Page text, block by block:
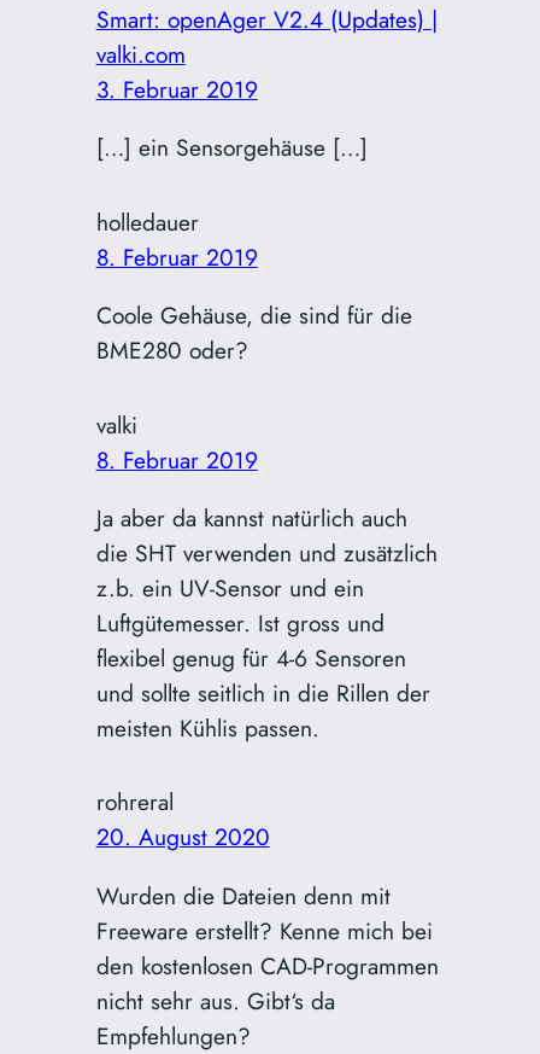
Smart: openAger V2.4 (Updates) |
valki.com
3. Februar 2019
[…] ein Sensorgehäuse […]
holledauer
8. Februar 2019
Coole Gehäuse, die sind für die
BME280 oder?
valki
8. Februar 2019
Ja aber da kannst natürlich auch
die SHT verwenden und zusätzlich
z.b. ein UV-Sensor und ein
Luftgütemesser. Ist gross und
flexibel genug für 4-6 Sensoren
und sollte seitlich in die Rillen der
meisten Kühlis passen.
rohreral
20. August 2020
Wurden die Dateien denn mit
Freeware erstellt? Kenne mich bei
den kostenlosen CAD-Programmen
nicht sehr aus. Gibt‘s da
Empfehlungen?